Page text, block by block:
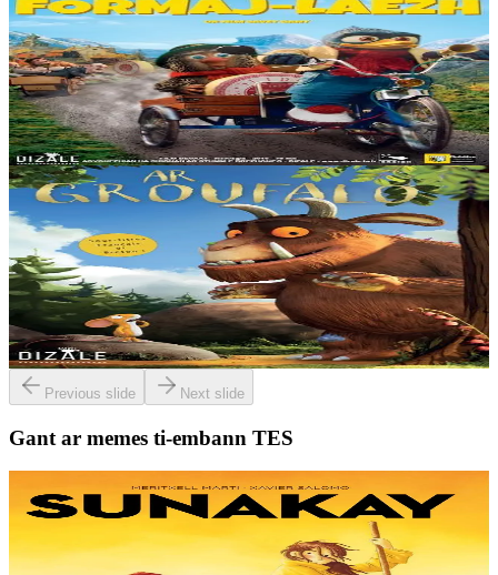
Redadeg ar formaj-laezh
Fellout a ra da Solan kemer perzh e redadeg vras ar formaj-laezh a
lakao e gêriadenn da genstrivañ gant ar gêriadenn nes. Un digarez
da ziskouez eo ur gwir gampion....
Er stok15,00 €
2 vloaz hag ouzhpenn
Dizale
Ar Groufalo
O kampiñ ez eus ur sorserez jentil hag he c'hazh, e-kichen ul lenn.
Dorloiñ a ra laouen ar sorserez ur meskaj hud gant ar pezh bet kavet
ganti tro-war-dro....
Er stok15,00 €
Previous slide Next slide
Gant ar memes ti-embann TES
TES
Sunakay